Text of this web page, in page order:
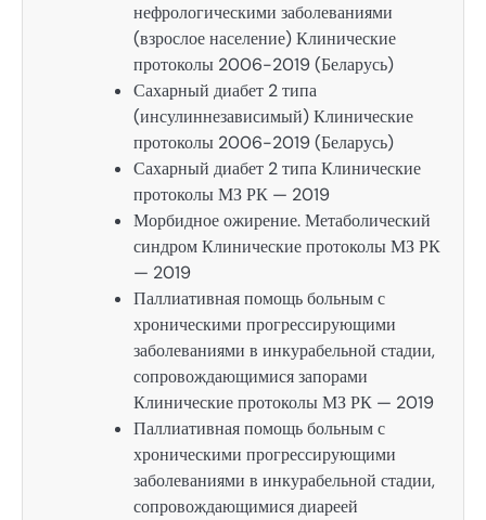
нефрологическими заболеваниями
(взрослое население) Клинические
протоколы 2006-2019 (Беларусь)
Сахарный диабет 2 типа
(инсулиннезависимый) Клинические
протоколы 2006-2019 (Беларусь)
Сахарный диабет 2 типа Клинические
протоколы МЗ РК — 2019
Морбидное ожирение. Метаболический
синдром Клинические протоколы МЗ РК
— 2019
Паллиативная помощь больным с
хроническими прогрессирующими
заболеваниями в инкурабельной стадии,
сопровождающимися запорами
Клинические протоколы МЗ РК — 2019
Паллиативная помощь больным с
хроническими прогрессирующими
заболеваниями в инкурабельной стадии,
сопровождающимися диареей